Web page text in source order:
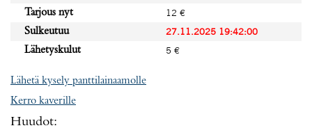
Tarjous nyt
12 €
Sulkeutuu
27.11.2025 19:42:00
Lähetyskulut
5 €
Lähetä kysely panttilainaamolle
Kerro kaverille
Huudot: